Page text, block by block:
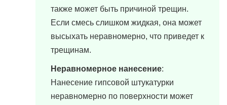
также может быть причиной трещин.
Если смесь слишком жидкая, она может
высыхать неравномерно, что приведет к
трещинам.
Неравномерное нанесение:
Нанесение гипсовой штукатурки
неравномерно по поверхности может